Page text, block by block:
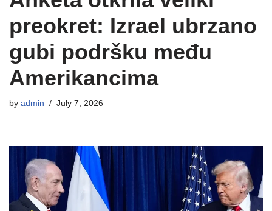
preokret: Izrael ubrzano
gubi podršku među
Amerikancima
by admin July 7, 2026